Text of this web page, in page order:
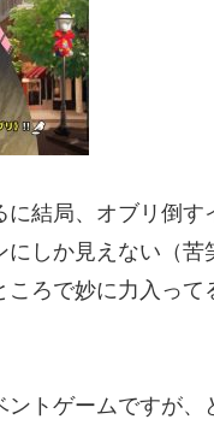
結局、オブリ倒
しか見えない（
ろで妙に力入っ
トゲームですが